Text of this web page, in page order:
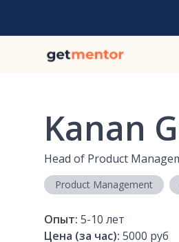
Kanan
Head of Product
Product Management
Опыт: 5-10 лет
Цена (за час): 5000 руб